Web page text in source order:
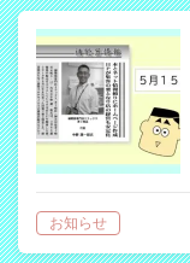
お知らせ